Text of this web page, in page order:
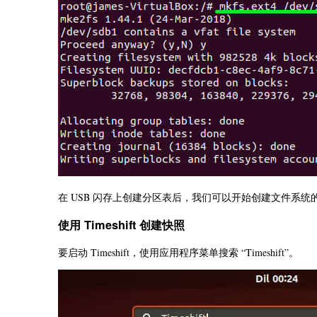
在 USB 闪存上创建分区表后，我们可以开始创建文件系统
使用 Timeshift 创建快照
要启动 Timeshift，使用应用程序菜单搜索 “Timeshift”。